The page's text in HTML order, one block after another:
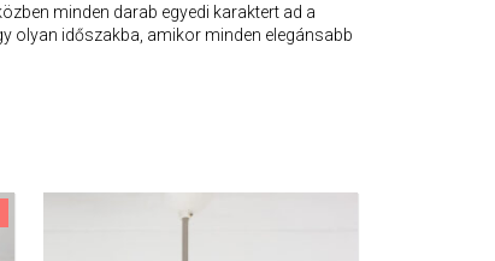
minden darab egyedi karaktert ad a
olyan időszakba, amikor minden elegánsabb